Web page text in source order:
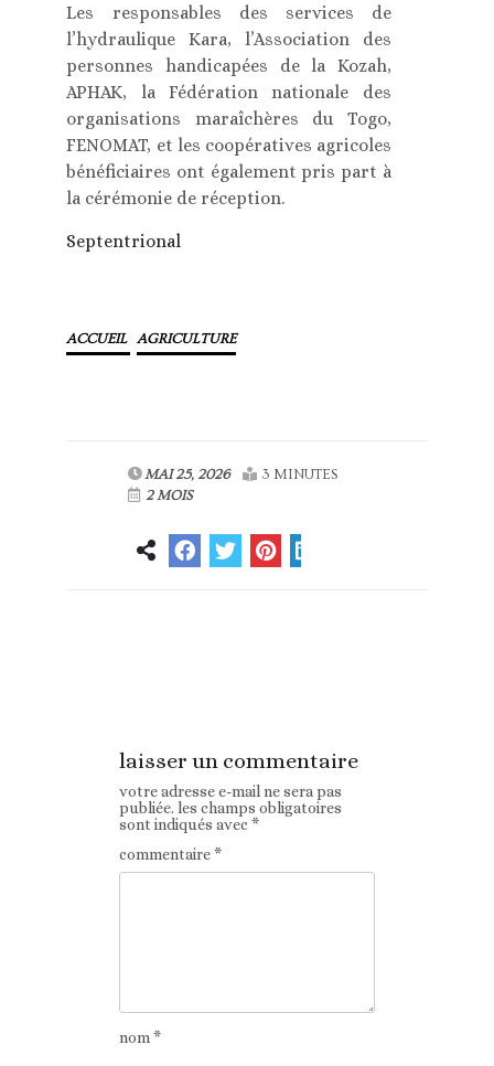
Les responsables des services de
l’hydraulique Kara, l’Association des
personnes handicapées de la Kozah,
APHAK, la Fédération nationale des
organisations maraîchères du Togo,
FENOMAT, et les coopératives agricoles
bénéficiaires ont également pris part à
la cérémonie de réception.
Septentrional
ACCUEIL AGRICULTURE
MAI 25, 2026
3 MINUTES
2 MOIS
laisser un commentaire
votre adresse e-mail ne sera pas
publiée. les champs obligatoires
sont indiqués avec*
commentaire*
nom*